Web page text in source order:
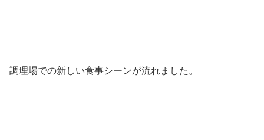
調理場での新しい食事シーンが流れました。